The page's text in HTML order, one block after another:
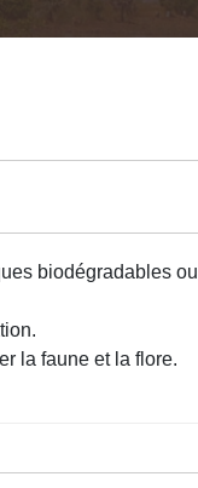
biodégradables
la faune et la flore.